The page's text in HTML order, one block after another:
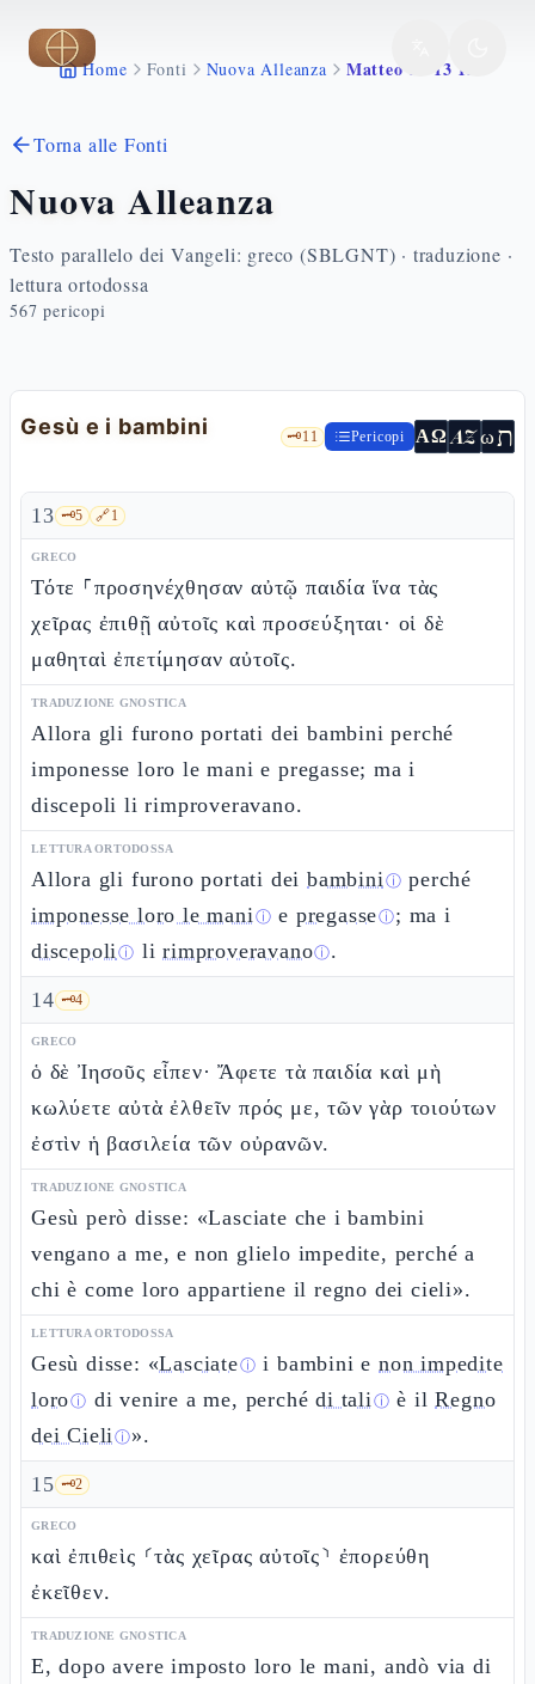
Vai al contenuto principale
Home Fonti Nuova Alleanza Matteo 19 13 15
Torna alle Fonti
Nuova Alleanza
Testo parallelo dei Vangeli: greco (SBLGNT) · traduzione ·
lettura ortodossa
567 pericopi
Gesù e i bambini 🗝️11 Pericopi ΑΩ AZωת
13 🗝️5 🔗1
GRECO
Τότε ⸀προσηνέχθησαν αὐτῷ παιδία ἵνα τὰς
χεῖρας ἐπιθῇ αὐτοῖς καὶ προσεύξηται· οἱ δὲ
μαθηταὶ ἐπετίμησαν αὐτοῖς.
TRADUZIONE GNOSTICA
Allora gli furono portati dei bambini perché
imponesse loro le mani e pregasse; ma i
discepoli li rimproveravano.
LETTURA ORTODOSSA
Allora gli furono portati deibambiniⓘ perché
imponesse loro le maniⓘ e pregasseⓘ; ma i
discepoliⓘ lirimproveravanoⓘ.
14 🗝️4
GRECO
ὁ δὲ Ἰησοῦς εἶπεν· Ἄφετε τὰ παιδία καὶ μὴ
κωλύετε αὐτὰ ἐλθεῖν πρός με, τῶν γὰρ τοιούτων
ἐστὶν ἡ βασιλεία τῶν οὐρανῶν.
TRADUZIONE GNOSTICA
Gesù però disse: «Lasciate che i bambini
vengano a me, e non glielo impedite, perché a
chi è come loro appartiene il regno dei cieli».
LETTURA ORTODOSSA
Gesù disse: «Lasciateⓘ i bambini enon impedite
loroⓘ di venire a me, perchédi taliⓘ è ilRegno
dei Cieliⓘ».
15 🗝️2
GRECO
καὶ ἐπιθεὶς ⸂τὰς χεῖρας αὐτοῖς⸃ ἐπορεύθη
ἐκεῖθεν.
TRADUZIONE GNOSTICA
E, dopo avere imposto loro le mani, andò via di